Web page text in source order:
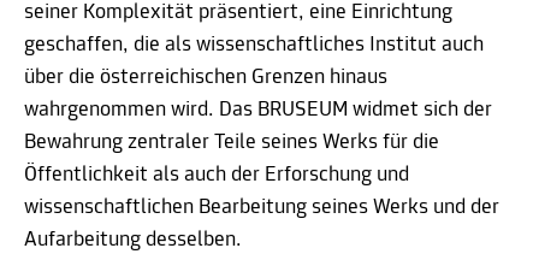
seiner Komplexität präsentiert, eine Einrichtung
geschaffen, die als wissenschaftliches Institut auch
über die österreichischen Grenzen hinaus
wahrgenommen wird. Das BRUSEUM widmet sich der
Bewahrung zentraler Teile seines Werks für die
Öffentlichkeit als auch der Erforschung und
wissenschaftlichen Bearbeitung seines Werks und der
Aufarbeitung desselben.